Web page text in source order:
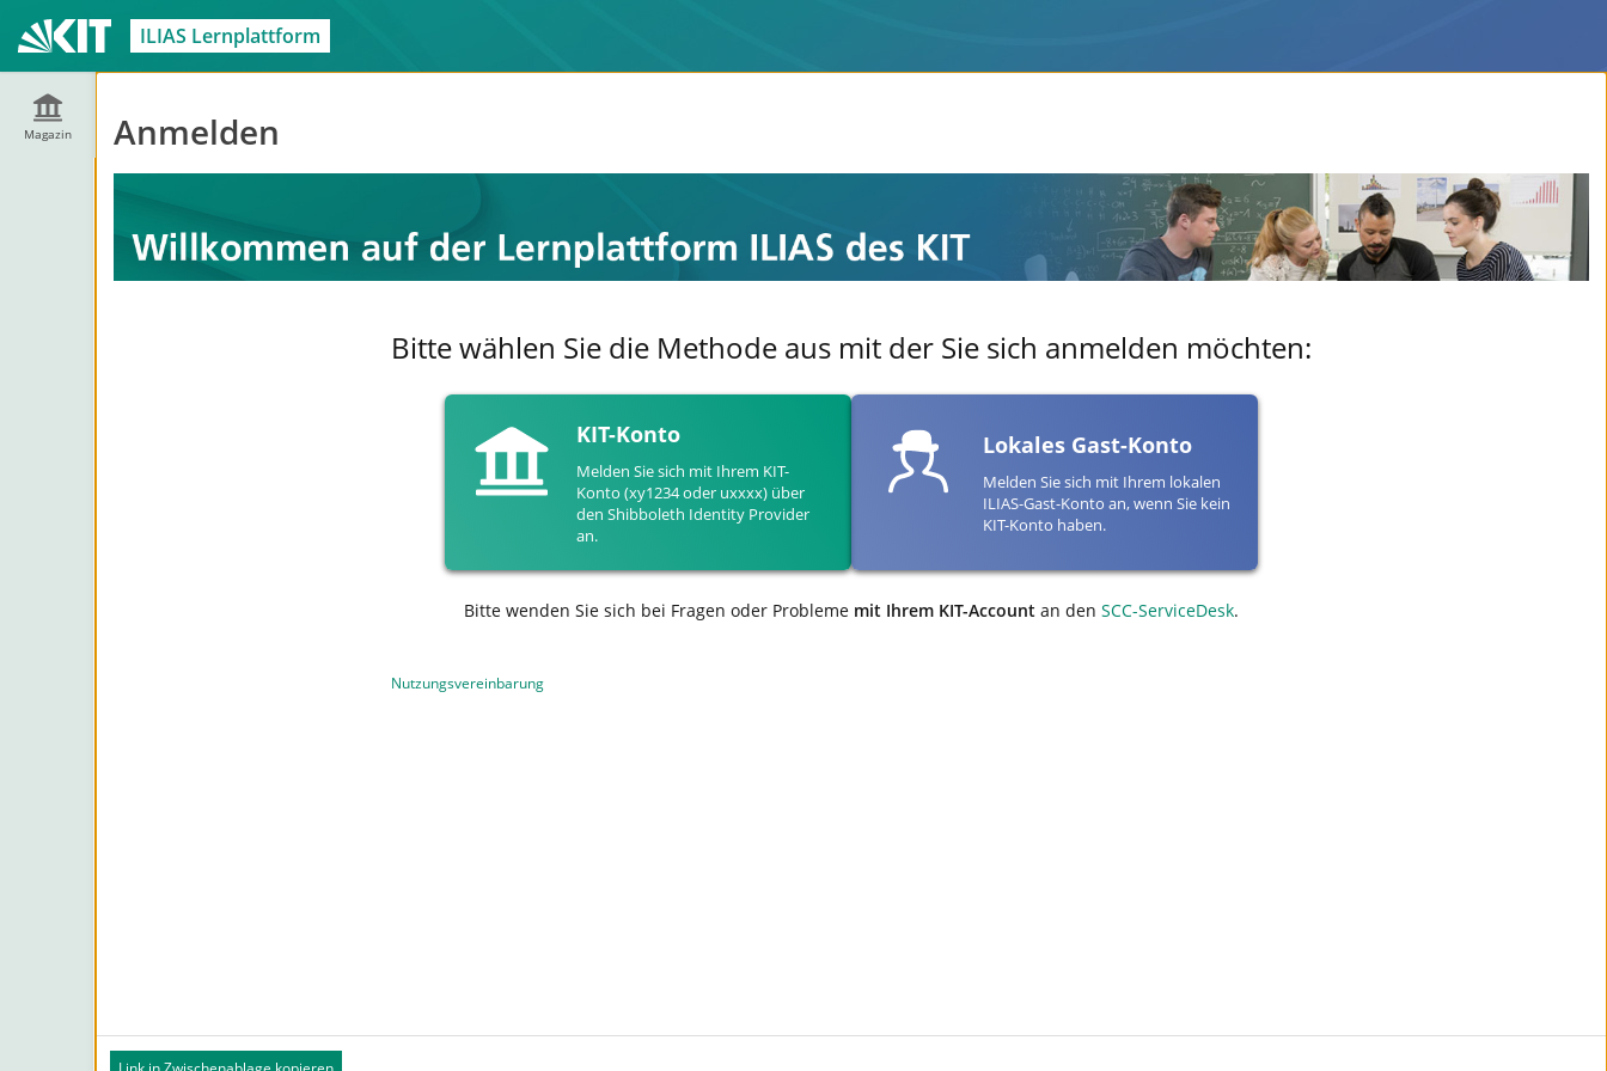
ILIAS Lernplattform
Magazin Anmelden
Bitte wählen Sie die Methode aus mit der Sie sich anmelden möchten:
KIT-Konto
Melden Sie sich mit Ihrem KIT-
Konto (xy1234 oder uxxxx) über
den Shibboleth Identity Provider
an.
Lokales Gast-Konto
Melden Sie sich mit Ihrem lokalen
ILIAS-Gast-Konto an, wenn Sie kein
KIT-Konto haben.
Bitte wenden Sie sich bei Fragen oder Probleme mit Ihrem KIT-Account an den SCC-ServiceDesk.
Nutzungsvereinbarung